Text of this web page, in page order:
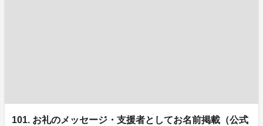
101. お礼のメッセージ・支援者としてお名前掲載（公式